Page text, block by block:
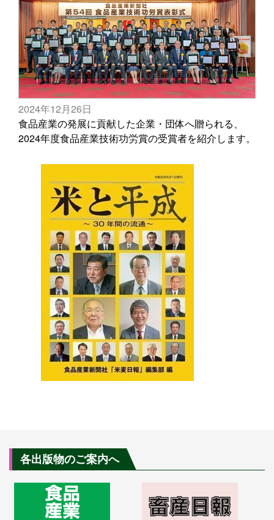
2024年12月26日
食品産業の発展に貢献した企業・団体へ贈られる、
2024年度食品産業技術功労賞の受賞者を紹介します。
各出版物のご案内へ